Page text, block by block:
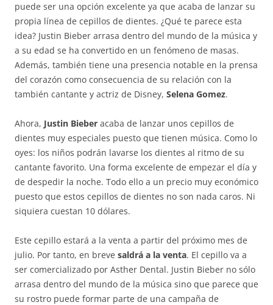
puede ser una opción excelente ya que acaba de lanzar su
propia línea de cepillos de dientes. ¿Qué te parece esta
idea? Justin Bieber arrasa dentro del mundo de la música y
a su edad se ha convertido en un fenómeno de masas.
Además, también tiene una presencia notable en la prensa
del corazón como consecuencia de su relación con la
también cantante y actriz de Disney, Selena Gomez.
Ahora, Justin Bieber acaba de lanzar unos cepillos de
dientes muy especiales puesto que tienen música. Como lo
oyes: los niños podrán lavarse los dientes al ritmo de su
cantante favorito. Una forma excelente de empezar el día y
de despedir la noche. Todo ello a un precio muy económico
puesto que estos cepillos de dientes no son nada caros. Ni
siquiera cuestan 10 dólares.
Este cepillo estará a la venta a partir del próximo mes de
julio. Por tanto, en breve saldrá a la venta. El cepillo va a
ser comercializado por Asther Dental. Justin Bieber no sólo
arrasa dentro del mundo de la música sino que parece que
su rostro puede formar parte de una campaña de